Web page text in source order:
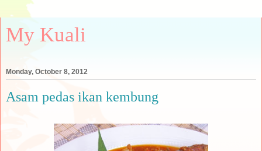
My Kuali
Monday, October 8, 2012
Asam pedas ikan kembung